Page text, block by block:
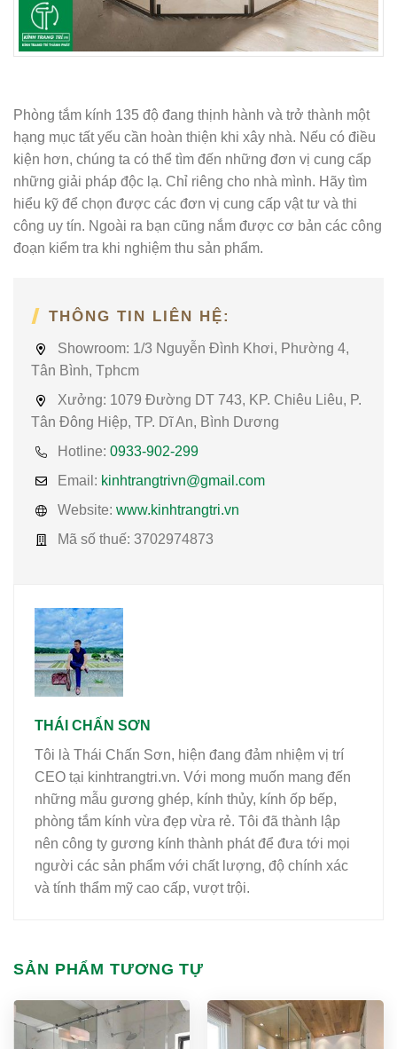
Phòng tắm kính 135 độ đang thịnh hành và trở thành một
hạng mục tất yếu cần hoàn thiện khi xây nhà. Nếu có điều
kiện hơn, chúng ta có thể tìm đến những đơn vị cung cấp
những giải pháp độc lạ. Chỉ riêng cho nhà mình. Hãy tìm
hiểu kỹ để chọn được các đơn vị cung cấp vật tư và thi
công uy tín. Ngoài ra bạn cũng nắm được cơ bản các công
đoạn kiểm tra khi nghiệm thu sản phẩm.
THÔNG TIN LIÊN HỆ:
Showroom: 1/3 Nguyễn Đình Khơi, Phường 4,
Tân Bình, Tphcm
Xưởng: 1079 Đường DT 743, KP. Chiêu Liêu, P.
Tân Đông Hiệp, TP. Dĩ An, Bình Dương
Hotline: 0933-902-299
Email: kinhtrangtrivn@gmail.com
Website: www.kinhtrangtri.vn
Mã số thuế: 3702974873
THÁI CHẤN SƠN
Tôi là Thái Chấn Sơn, hiện đang đảm nhiệm vị trí
CEO tại kinhtrangtri.vn. Với mong muốn mang đến
những mẫu gương ghép, kính thủy, kính ốp bếp,
phòng tắm kính vừa đẹp vừa rẻ. Tôi đã thành lập
nên công ty gương kính thành phát để đưa tới mọi
người các sản phẩm với chất lượng, độ chính xác
và tính thẩm mỹ cao cấp, vượt trội.
SẢN PHẨM TƯƠNG TỰ